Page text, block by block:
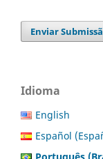
Enviar
Idioma
English
Español